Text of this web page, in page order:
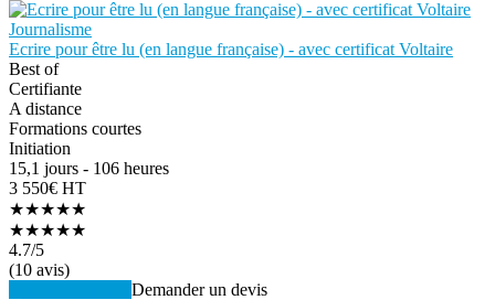
Journalisme
Ecrire pour être lu (en langue française) - avec certificat Voltaire
Best of
Certifiante
A distance
Formations courtes
Initiation
15,1 jours - 106 heures
3 550€ HT
★★★★★
★★★★★
4.7/5
(10 avis)
Demander un devis